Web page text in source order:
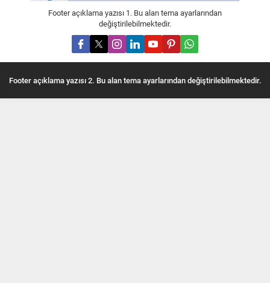
Footer açıklama yazısı 1. Bu alan tema ayarlarından
değiştirilebilmektedir.
Footer açıklama yazısı 2. Bu alan tema ayarlarından değiştirilebilmektedir.